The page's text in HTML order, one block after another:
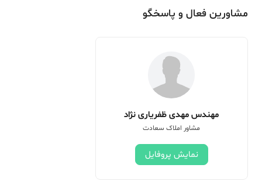
مشاورین فعال و پاسخگو
مهندس مهدی ظفریاری نژاد
مشاور املاک سعادت
نمایش پروفایل